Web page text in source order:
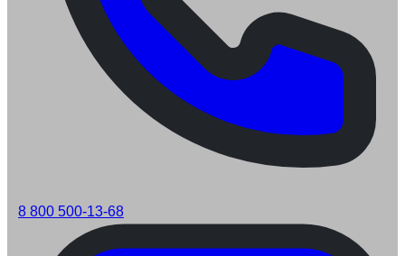
8 800 500-13-68